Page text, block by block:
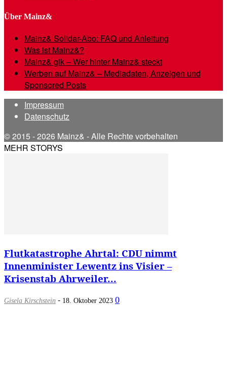
Über Mainz&
Mainz& Solidar-Abo: FAQ und Anleitung
Was ist Mainz&?
Mainz& gik – Wer hinter Mainz& steckt
Werben auf Mainz& – Mediadaten, Anzeigen und
Sponsored Posts
Impressum
Datenschutz
© 2015 - 2026 Mainz& - Alle Rechte vorbehalten
MEHR STORYS
Flutkatastrophe Ahrtal: CDU nimmt
Innenminister Lewentz ins Visier –
Krisenstab Ahrweiler...
Gisela Kirschstein - 18. Oktober 2023 0